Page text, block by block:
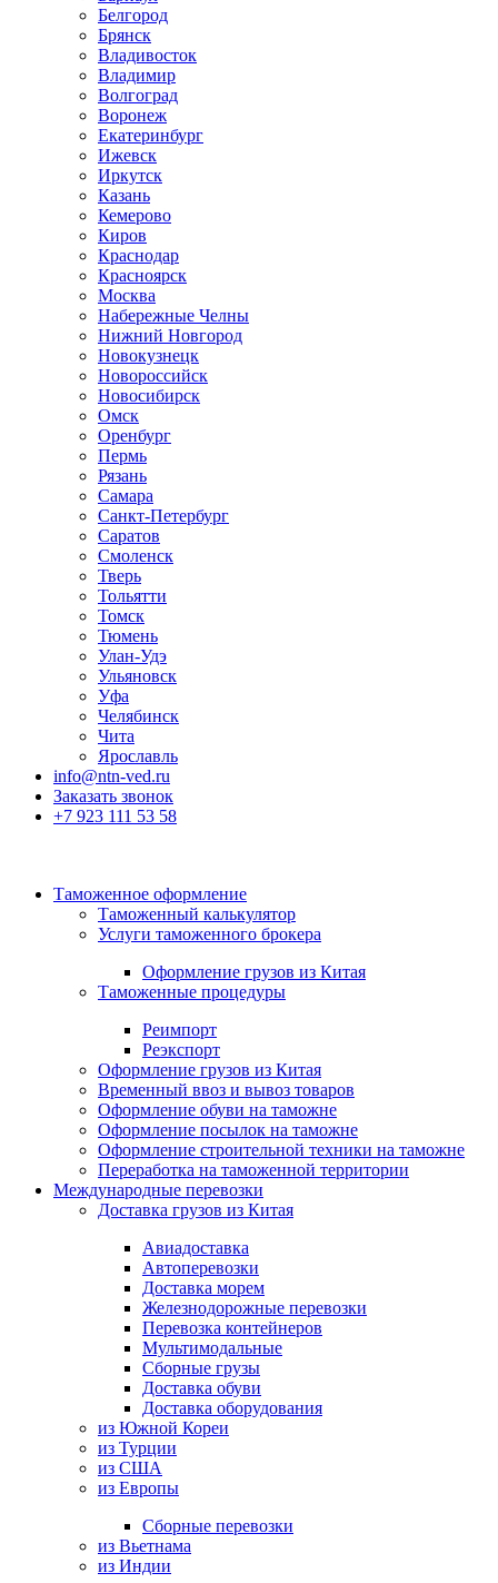
Белгород
Брянск
Владивосток
Владимир
Волгоград
Воронеж
Екатеринбург
Ижевск
Иркутск
Казань
Кемерово
Киров
Краснодар
Красноярск
Москва
Набережные Челны
Нижний Новгород
Новокузнецк
Новороссийск
Новосибирск
Омск
Оренбург
Пермь
Рязань
Самара
Санкт-Петербург
Саратов
Смоленск
Тверь
Тольятти
Томск
Тюмень
Улан-Удэ
Ульяновск
Уфа
Челябинск
Чита
Ярославль
info@ntn-ved.ru
Заказать звонок
+7 923 111 53 58
Таможенное оформление
Таможенный калькулятор
Услуги таможенного брокера
Оформление грузов из Китая
Таможенные процедуры
Реимпорт
Реэкспорт
Оформление грузов из Китая
Временный ввоз и вывоз товаров
Оформление обуви на таможне
Оформление посылок на таможне
Оформление строительной техники на таможне
Переработка на таможенной территории
Международные перевозки
Доставка грузов из Китая
Авиадоставка
Автоперевозки
Доставка морем
Железнодорожные перевозки
Перевозка контейнеров
Мультимодальные
Сборные грузы
Доставка обуви
Доставка оборудования
из Южной Кореи
из Турции
из США
из Европы
Сборные перевозки
из Вьетнама
из Индии